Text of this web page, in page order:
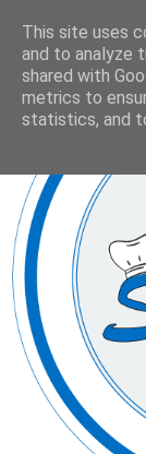
This site uses
and to analyze
shared with
metrics to
statistics, and